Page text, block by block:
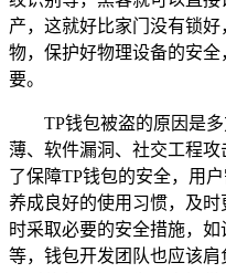
产，这就好比家门没有锁
物，保护好物理设备的安
要。
TP钱包被盗的原因是
薄、软件漏洞、社交工程
了保障TP钱包的安全，用
养成良好的使用习惯，及
时采取必要的安全措施，
等，钱包开发团队也应该肩